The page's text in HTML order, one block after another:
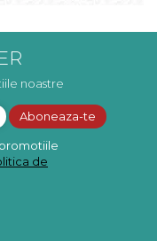
noastre
de